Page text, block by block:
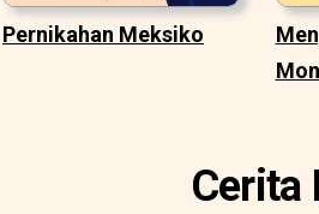
Pernikahan Meksiko
Cerita